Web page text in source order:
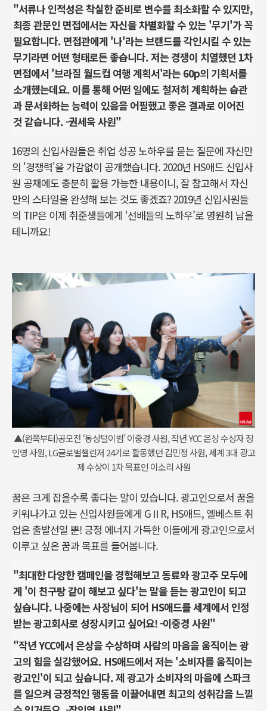
"서류나 인적성은 착실한 준비로 변수를 최소화할 수 있지만,
최종 관문인 면접에서는 자신을 차별화할 수 있는 '무기'가 꼭
필요합니다. 면접관에게 '나'라는 브랜드를 각인시킬 수 있는
무기라면 어떤 형태로든 좋습니다. 저는 경쟁이 치열했던 1차
면접에서 '브라질 월드컵 여행 계획서'라는 60p의 기획서를
소개했는데요. 이를 통해 어떤 일에도 철저히 계획하는 습관
과 문서화하는 능력이 있음을 어필했고 좋은 결과로 이어진
것 같습니다. -권세욱 사원"
16명의 신입사원들은 취업 성공 노하우를 묻는 질문에 자신만
의 '경쟁력'을 가감없이 공개했습니다. 2020년 HS애드 신입사
원 공채에도 충분히 활용 가능한 내용이니, 잘 참고해서 자신
만의 스타일을 완성해 보는 것도 좋겠죠? 2019년 신입사원들
의 TIP은 이제 취준생들에게 ‘선배들의 노하우’로 영원히 남을
테니까요!
▲(왼쪽부터)공모전 ‘동상털이범’ 이중경 사원, 작년 YCC 은상 수상자 장
인영 사원, LG글로벌챌린저 24기로 활동했던 김민정 사원, 세계 3대 광고
제 수상이 1차 목표인 이소리 사원
꿈은 크게 잡을수록 좋다는 말이 있습니다. 광고인으로서 꿈을
키워나가고 있는 신입사원들에게 GⅡR, HS애드, 엘베스트 취
업은 출발선일 뿐! 긍정 에너지 가득한 이들에게 광고인으로서
이루고 싶은 꿈과 목표를 들어봅니다.
"최대한 다양한 캠페인을 경험해보고 동료와 광고주 모두에
게 '이 친구랑 같이 해보고 싶다'는 말을 듣는 광고인이 되고
싶습니다. 나중에는 사장님이 되어 HS애드를 세계에서 인정
받는 광고회사로 성장시키고 싶어요! -이중경 사원"
"작년 YCC에서 은상을 수상하며 사람의 마음을 움직이는 광
고의 힘을 실감했어요. HS애드에서 저는 '소비자를 움직이는
광고인'이 되고 싶습니다. 제 광고가 소비자의 마음에 스파크
를 일으켜 긍정적인 행동을 이끌어내면 최고의 성취감을 느낄